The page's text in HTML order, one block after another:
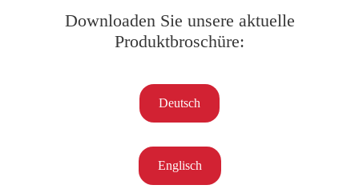
Downloaden Sie unsere aktuelle
Produktbroschüre:
Deutsch
Englisch